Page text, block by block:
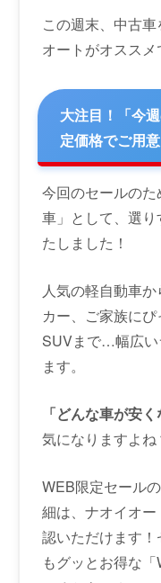
この週末、中古
オートがオススメ
大注目！「今
定価格でご用意
今回のセールの
車」として、選
たしました！
人気の軽自動車
カー、ご家族に
SUVまで…幅広い
ます。
「どんな車が安
気になりますよね
WEB限定セール
細は、ナオイオ
認いただけます
もグッとお得な